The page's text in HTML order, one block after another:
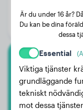
Ålder:
Kön:
Är du under 16 år?
Du kan be dina
dessa
Essential
Viktiga tjänster
grundläggande
tekniskt
mot dessa